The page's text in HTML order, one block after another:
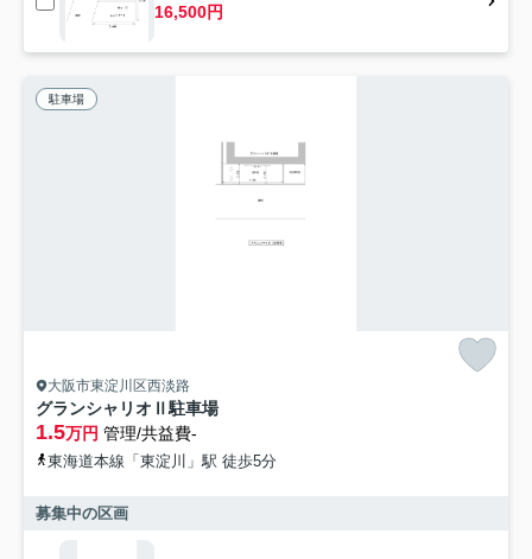
16,500円
駐車場
大阪市東淀川区西淡路
グランシャリオⅡ駐車場
1.5万円 管理/共益費-
東海道本線「東淀川」駅 徒歩5分
募集中の区画